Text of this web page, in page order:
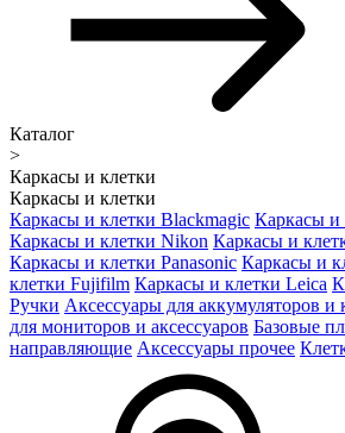
Каталог
>
Каркасы и клетки
Каркасы и клетки
Каркасы и клетки Blackmagic Каркасы и
Каркасы и клетки Nikon Каркасы и
Каркасы и клетки Panasonic Каркасы и
клетки Fujifilm Каркасы и клетки Leica
Ручки Аксессуары для аккумуляторов и
для мониторов и аксессуаров Базовые
направляющие Аксессуары прочее